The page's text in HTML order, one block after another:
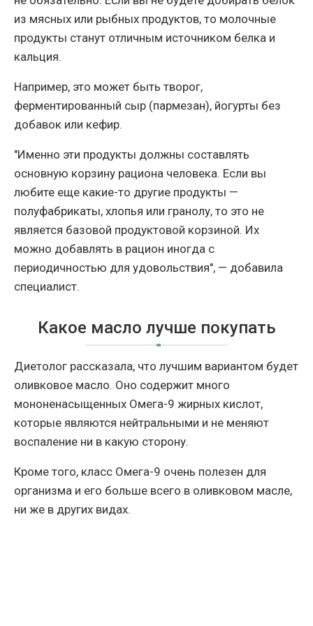
из мясных или рыбных продуктов, то молочные
продукты станут отличным источником белка и
кальция.
Например, это может быть творог,
ферментированный сыр (пармезан), йогурты без
добавок или кефир.
"Именно эти продукты должны составлять
основную корзину рациона человека. Если вы
любите еще какие-то другие продукты —
полуфабрикаты, хлопья или гранолу, то это не
является базовой продуктовой корзиной. Их
можно добавлять в рацион иногда с
периодичностью для удовольствия", — добавила
специалист.
Какое масло лучше покупать
Диетолог рассказала, что лучшим вариантом будет
оливковое масло. Оно содержит много
мононенасыщенных Омега-9 жирных кислот,
которые являются нейтральными и не меняют
воспаление ни в какую сторону.
Кроме того, класс Омега-9 очень полезен для
организма и его больше всего в оливковом масле,
ни же в других видах.